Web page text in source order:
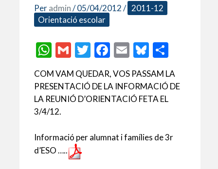
Peradmin/05/04/2012/ 2011-12
Orientació escolar
W
at
s
A
p
G
ai
l
T
itt
er
F
e
b
k
E
ai
l
Bl
es
ky
m
ix
COM VAM QUEDAR, VOS PASSAM LA
PRESENTACIÓ DE LA INFORMACIÓ DE
LA REUNIÓ D’ORIENTACIÓ FETA EL
3/4/12.
Informació per alumnat i famílies de 3r
d’ESO …..